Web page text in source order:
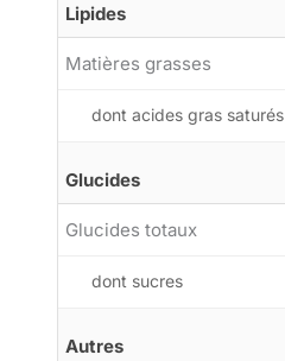
Lipides
Matières grasses
dont acides gras saturés
Glucides
Glucides totaux
dont sucres
Autres